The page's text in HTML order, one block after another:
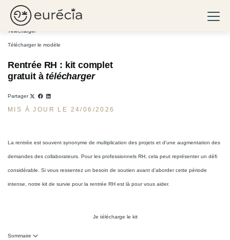
Eurécia
Réussir sa rentrée rh : kit complet gratuit à télécharger
Télécharger
Télécharger le modèle
Rentrée RH : kit complet
gratuit àtélécharger
Partager
MIS À JOUR LE 24/06/2026
La rentrée est souvent synonyme de multiplication des projets et d'une augmentation des
demandes des collaborateurs. Pour les professionnels RH, cela peut représenter un défi
considérable. Si vous ressentez un besoin de soutien avant d’aborder cette période
intense, notre kit de survie pour la rentrée RH est là pour vous aider.
Je télécharge le kit
Sommaire